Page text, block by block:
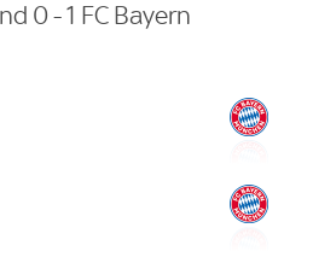
0 - 1 FC Bayern